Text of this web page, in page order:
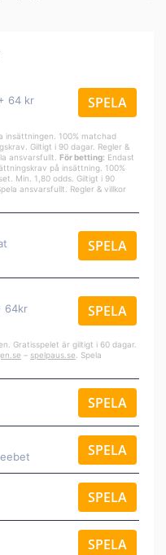
64 kr
SPELA
insättningen. 100% matchad
Giltigt i 90 dagar. Regler &
ansvarsfullt. För betting: Endast
på insättning. 100%
Min. 1,80 odds. Giltigt i 90
ansvarsfullt. Regler & villkor
SPELA
64kr
SPELA
Gratisspelet är giltigt i 60 dagar.
– spelpaus.se . Spela
SPELA
SPELA
SPELA
SPELA